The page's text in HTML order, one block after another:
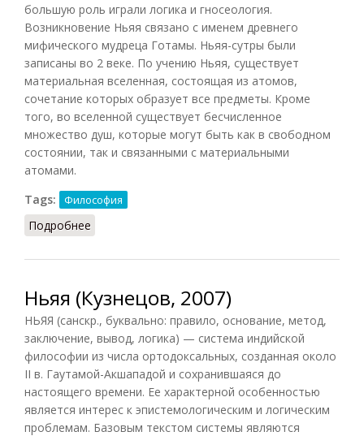
большую роль играли логика и гносеология.
Возникновение Ньяя связано с именем древнего
мифического мудреца Готамы. Ньяя-сутры были
записаны во 2 веке. По учению Ньяя, существует
материальная вселенная, состоящая из атомов,
сочетание которых образует все предметы. Кроме
того, во вселенной существует бесчисленное
множество душ, которые могут быть как в свободном
состоянии, так и связанными с материальными
атомами.
Tags:
Философия
Подробнее
Ньяя (Кузнецов, 2007)
НЬЯЯ (санскр., буквально: правило, основание, метод,
заключение, вывод, логика) — система индийской
философии из числа ортодоксальных, созданная около
II в. Гаутамой-Акшападой и сохранившаяся до
настоящего времени. Ее характерной особенностью
является интерес к эпистемологическим и логическим
проблемам. Базовым текстом системы являются